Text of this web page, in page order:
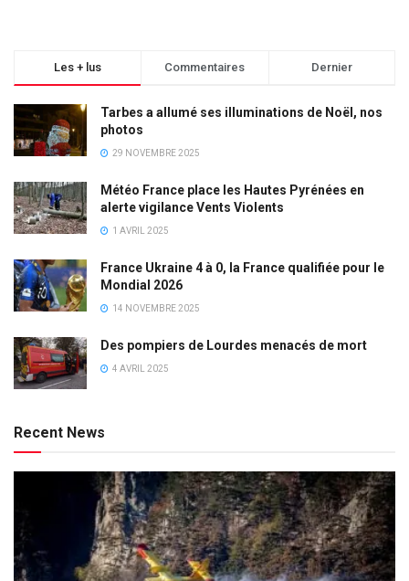
Les + lus Commentaires Dernier
Tarbes a allumé ses illuminations de Noël, nos
photos
29 NOVEMBRE 2025
Météo France place les Hautes Pyrénées en
alerte vigilance Vents Violents
1 AVRIL 2025
France Ukraine 4 à 0, la France qualifiée pour le
Mondial 2026
14 NOVEMBRE 2025
Des pompiers de Lourdes menacés de mort
4 AVRIL 2025
Recent News